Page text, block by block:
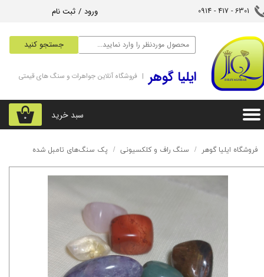
جستجو کنید
ورود / ثبت نام
تغییر گذر واژه
سفارشات
خروج از حساب کاربری
6301 - 417 - 0914​​​​​​​
۰ سبد خرید
‌ایلیا گوهر | فروشگاه آنلاین جواهرات و سنگ های قیمتی
فروشگاه ایلیا گوهر سنگ راف و کلکسیونی پک سنگ‌های تامبل شده